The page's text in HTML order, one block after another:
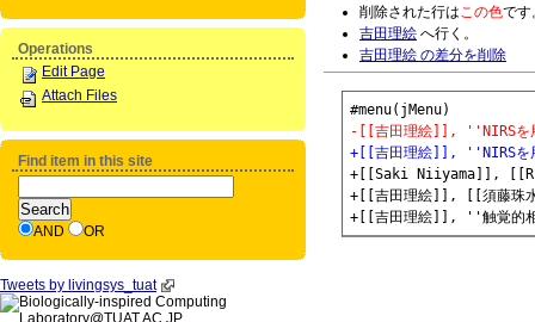
削除された行はこの色です
吉田理絵 へ行く。
吉田理絵 の差分を削除
-[[吉田理絵]], ''NIRSを用
+[[吉田理絵]], ''NIRSを用
+[[Saki Niiyama]],
+[[吉田理絵]], [[須藤珠水]], [[宮下
Operations
Edit Page
Attach Files
Find item in this site
AND OR
Tweets by livingsys_tuat